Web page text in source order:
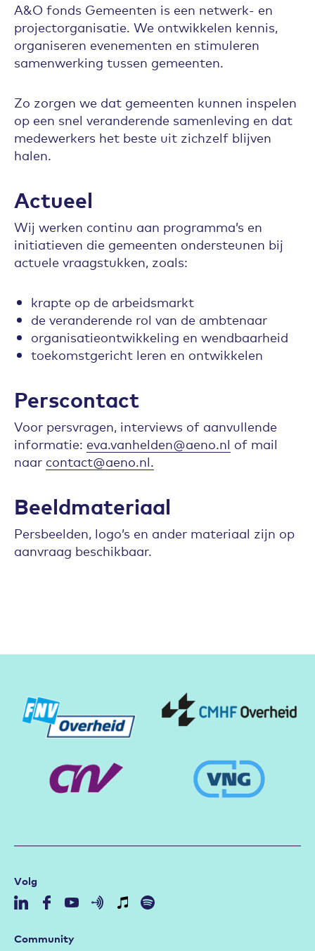
A&O fonds Gemeenten is een netwerk- en
projectorganisatie. We ontwikkelen kennis,
organiseren evenementen en stimuleren
samenwerking tussen gemeenten.
Zo zorgen we dat gemeenten kunnen inspelen
op een snel veranderende samenleving en dat
medewerkers het beste uit zichzelf blijven
halen.
Actueel
Wij werken continu aan programma’s en
initiatieven die gemeenten ondersteunen bij
actuele vraagstukken, zoals:
krapte op de arbeidsmarkt
de veranderende rol van de ambtenaar
organisatieontwikkeling en wendbaarheid
toekomstgericht leren en ontwikkelen
Perscontact
Voor persvragen, interviews of aanvullende
informatie: eva.vanhelden@aeno.nl of mail
naar contact@aeno.nl.
Beeldmateriaal
Persbeelden, logo’s en ander materiaal zijn op
aanvraag beschikbaar.
Volg
Community